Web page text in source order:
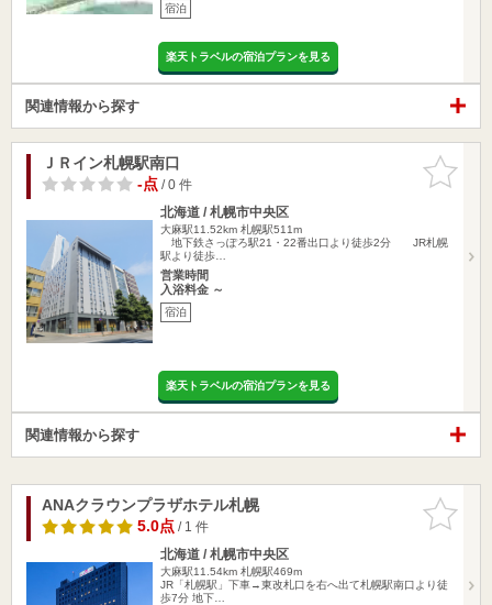
宿泊
楽天トラベルの宿泊プランを見る
関連情報から探す
お気に入
りに追加
ＪＲイン札幌駅南口
-点/ 0 件
北海道 / 札幌市中央区
大麻駅11.52km 札幌駅511m
地下鉄さっぽろ駅21・22番出口より徒歩2分 JR札幌
駅より徒歩…
営業時間
入浴料金 ～
宿泊
楽天トラベルの宿泊プランを見る
関連情報から探す
お気に入
りに追加
ANAクラウンプラザホテル札幌
5.0点/ 1 件
北海道 / 札幌市中央区
大麻駅11.54km 札幌駅469m
JR「札幌駅」下車→東改札口を右へ出て札幌駅南口より徒
歩7分 地下…